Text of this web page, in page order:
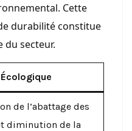
Cette
durabilité constitue
du secteur.
de l’abattage des
diminution de la